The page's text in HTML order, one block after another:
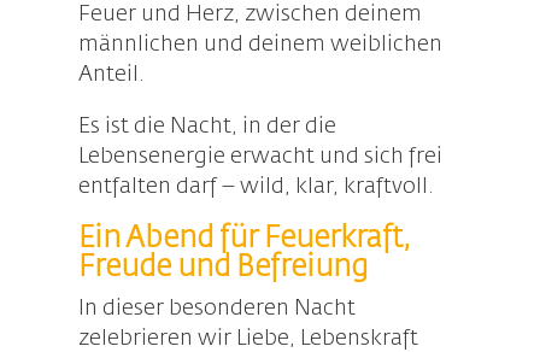
Feuer und Herz, zwischen deinem
männlichen und deinem weiblichen
Anteil.
Es ist die Nacht, in der die
Lebensenergie erwacht und sich frei
entfalten darf – wild, klar, kraftvoll.
Ein Abend für Feuerkraft,
Freude und Befreiung
In dieser besonderen Nacht
zelebrieren wir Liebe, Lebenskraft